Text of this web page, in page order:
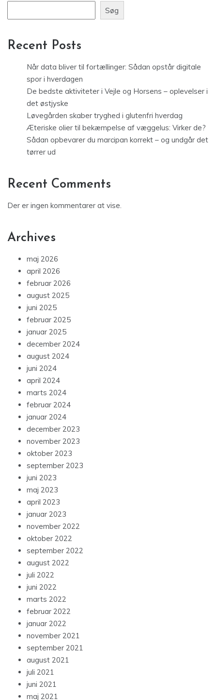
Søg
Recent Posts
Når data bliver til fortællinger: Sådan opstår digitale
spor i hverdagen
De bedste aktiviteter i Vejle og Horsens – oplevelser i
det østjyske
Løvegården skaber tryghed i glutenfri hverdag
Æteriske olier til bekæmpelse af væggelus: Virker de?
Sådan opbevarer du marcipan korrekt – og undgår det
tørrer ud
Recent Comments
Der er ingen kommentarer at vise.
Archives
maj 2026
april 2026
februar 2026
august 2025
juni 2025
februar 2025
januar 2025
december 2024
august 2024
juni 2024
april 2024
marts 2024
februar 2024
januar 2024
december 2023
november 2023
oktober 2023
september 2023
juni 2023
maj 2023
april 2023
januar 2023
november 2022
oktober 2022
september 2022
august 2022
juli 2022
juni 2022
marts 2022
februar 2022
januar 2022
november 2021
september 2021
august 2021
juli 2021
juni 2021
maj 2021